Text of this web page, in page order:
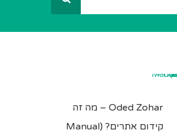
Oded Zohar – מה זה
קידום אתרים? (Manual